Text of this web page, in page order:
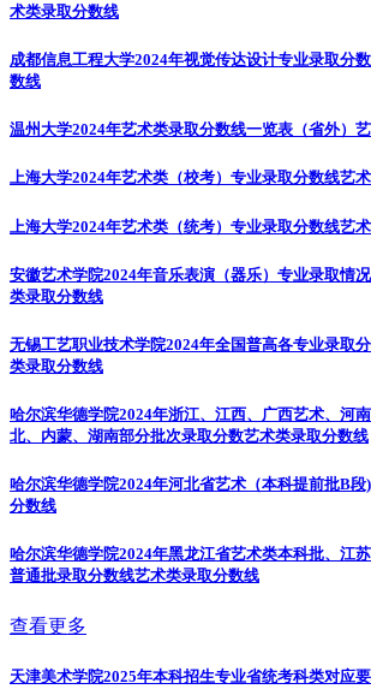
术类录取分数线
成都信息工程大学2024年视觉传达设计专业录取分
数线
温州大学2024年艺术类录取分数线一览表（省外）
上海大学2024年艺术类（校考）专业录取分数线艺
上海大学2024年艺术类（统考）专业录取分数线艺
安徽艺术学院2024年音乐表演（器乐）专业录取情况
类录取分数线
无锡工艺职业技术学院2024年全国普高各专业录取分
类录取分数线
哈尔滨华德学院2024年浙江、江西、广西艺术、河
北、内蒙、湖南部分批次录取分数艺术类录取分数线
哈尔滨华德学院2024年河北省艺术（本科提前批B段
分数线
哈尔滨华德学院2024年黑龙江省艺术类本科批、江
普通批录取分数线艺术类录取分数线
查看更多
天津美术学院2025年本科招生专业省统考科类对应